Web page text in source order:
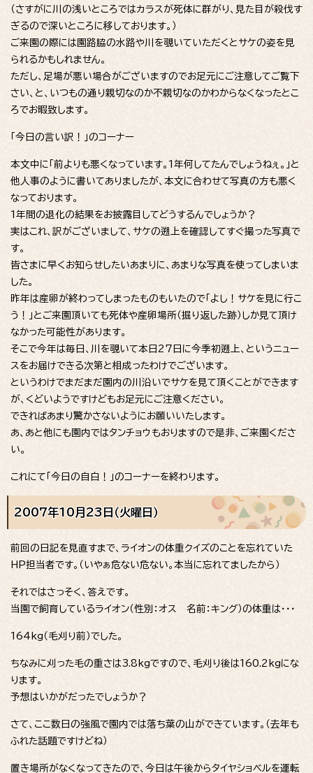
（さすがに川の浅いところではカラスが死体に群がり、見た目が殺伐す
ぎるので深いところに移しております。）
ご来園の際には園路脇の水路や川を覗いていただくとサケの姿を見
られるかもしれません。
ただし、足場が悪い場合がございますのでお足元にご注意してご覧下
さい、と、いつもの通り親切なのか不親切なのかわからなくなったとこ
ろでお暇致します。
「今日の言い訳！」のコーナー
本文中に「前よりも悪くなっています。1年何してたんでしょうねぇ。」と
他人事のように書いてありましたが、本文に合わせて写真の方も悪く
なっております。
1年間の退化の結果をお披露目してどうするんでしょうか？
実はこれ、訳がございまして、サケの遡上を確認してすぐ撮った写真で
す。
皆さまに早くお知らせしたいあまりに、あまりな写真を使ってしまいま
した。
昨年は産卵が終わってしまったものもいたので「よし！サケを見に行こ
う！」とご来園頂いても死体や産卵場所（掘り返した跡）しか見て頂け
なかった可能性があります。
そこで今年は毎日、川を覗いて本日27日に今季初遡上、というニュー
スをお届けできる次第と相成ったわけでございます。
というわけでまだまだ園内の川沿いでサケを見て頂くことができます
が、くどいようですけどもお足元にご注意ください。
できればあまり驚かさないようにお願いいたします。
あ、あと他にも園内ではタンチョウもおりますので是非、ご来園くださ
い。
これにて「今日の自白！」のコーナーを終わります。
2007年10月23日（火曜日）
前回の日記を見直すまで、ライオンの体重クイズのことを忘れていた
HP担当者です。（いやぁ危ない危ない。本当に忘れてましたから）
それではさっそく、答えです。
当園で飼育しているライオン（性別：オス 名前：キング）の体重は・・・
164kg（毛刈り前）でした。
ちなみに刈った毛の重さは3.8kgですので、毛刈り後は160.2kgにな
ります。
予想はいかがだったでしょうか？
さて、ここ数日の強風で園内では落ち葉の山ができています。（去年も
ふれた話題ですけどね）
置き場所がなくなってきたので、今日は午後からタイヤショベルを運転